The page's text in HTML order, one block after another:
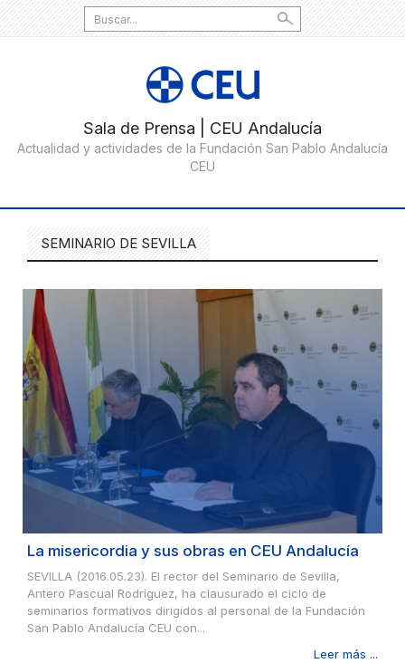
Search
for:
SEMINARIO DE SEVILLA
La misericordia y sus obras en CEU Andalucía
SEVILLA (2016.05.23). El rector del Seminario de Sevilla,
Antero Pascual Rodríguez, ha clausurado el ciclo de
seminarios formativos dirigidos al personal de la Fundación
San Pablo Andalucía CEU con...
Leer más ...